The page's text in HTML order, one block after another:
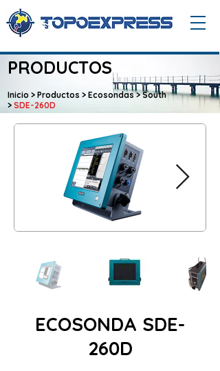
PRODUCTOS
Inicio > Productos > Ecosondas>South
> SDE-260D
ECOSONDA SDE-
260D